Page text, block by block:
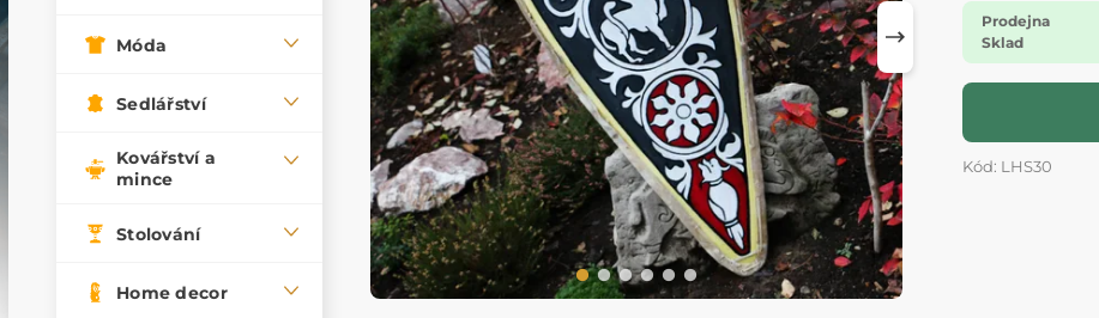
Móda
Sedlářství
Kovářství a
mince
Stolování
Home decor
Prodejna
Sklad
Kód: LHS30